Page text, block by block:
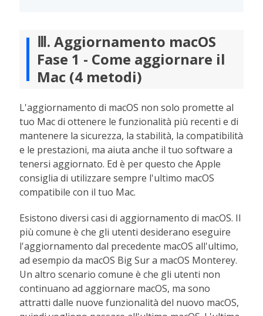
Ⅲ. Aggiornamento macOS
Fase 1 - Come aggiornare il
Mac (4 metodi)
L'aggiornamento di macOS non solo promette al
tuo Mac di ottenere le funzionalità più recenti e di
mantenere la sicurezza, la stabilità, la compatibilità
e le prestazioni, ma aiuta anche il tuo software a
tenersi aggiornato. Ed è per questo che Apple
consiglia di utilizzare sempre l'ultimo macOS
compatibile con il tuo Mac.
Esistono diversi casi di aggiornamento di macOS. Il
più comune è che gli utenti desiderano eseguire
l'aggiornamento dal precedente macOS all'ultimo,
ad esempio da macOS Big Sur a macOS Monterey.
Un altro scenario comune è che gli utenti non
continuano ad aggiornare macOS, ma sono
attratti dalle nuove funzionalità del nuovo macOS,